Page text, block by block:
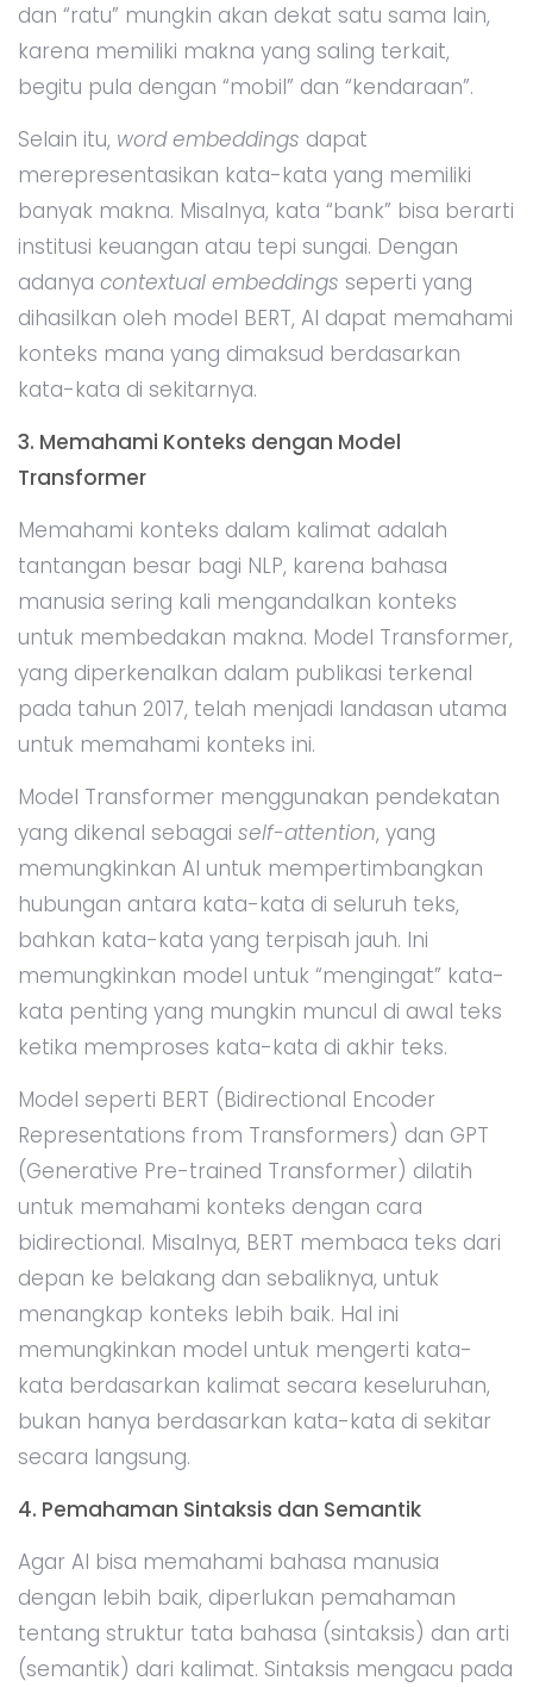
dan “ratu” mungkin akan dekat satu sama lain,
karena memiliki makna yang saling terkait,
begitu pula dengan “mobil” dan “kendaraan”.
Selain itu, word embeddings dapat
merepresentasikan kata-kata yang memiliki
banyak makna. Misalnya, kata “bank” bisa berarti
institusi keuangan atau tepi sungai. Dengan
adanya contextual embeddings seperti yang
dihasilkan oleh model BERT, AI dapat memahami
konteks mana yang dimaksud berdasarkan
kata-kata di sekitarnya.
3. Memahami Konteks dengan Model
Transformer
Memahami konteks dalam kalimat adalah
tantangan besar bagi NLP, karena bahasa
manusia sering kali mengandalkan konteks
untuk membedakan makna. Model Transformer,
yang diperkenalkan dalam publikasi terkenal
pada tahun 2017, telah menjadi landasan utama
untuk memahami konteks ini.
Model Transformer menggunakan pendekatan
yang dikenal sebagai self-attention, yang
memungkinkan AI untuk mempertimbangkan
hubungan antara kata-kata di seluruh teks,
bahkan kata-kata yang terpisah jauh. Ini
memungkinkan model untuk “mengingat” kata-
kata penting yang mungkin muncul di awal teks
ketika memproses kata-kata di akhir teks.
Model seperti BERT (Bidirectional Encoder
Representations from Transformers) dan GPT
(Generative Pre-trained Transformer) dilatih
untuk memahami konteks dengan cara
bidirectional. Misalnya, BERT membaca teks dari
depan ke belakang dan sebaliknya, untuk
menangkap konteks lebih baik. Hal ini
memungkinkan model untuk mengerti kata-
kata berdasarkan kalimat secara keseluruhan,
bukan hanya berdasarkan kata-kata di sekitar
secara langsung.
4. Pemahaman Sintaksis dan Semantik
Agar AI bisa memahami bahasa manusia
dengan lebih baik, diperlukan pemahaman
tentang struktur tata bahasa (sintaksis) dan arti
(semantik) dari kalimat. Sintaksis mengacu pada